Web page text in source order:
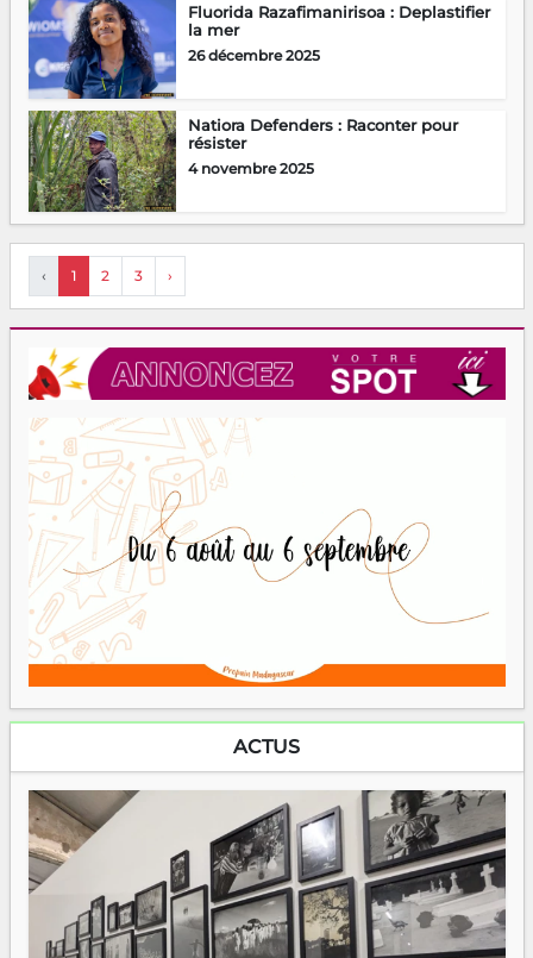
Fluorida Razafimanirisoa : Deplastifier
la mer
26 décembre 2025
Natiora Defenders : Raconter pour
résister
4 novembre 2025
‹ 1 2 3 ›
ACTUS